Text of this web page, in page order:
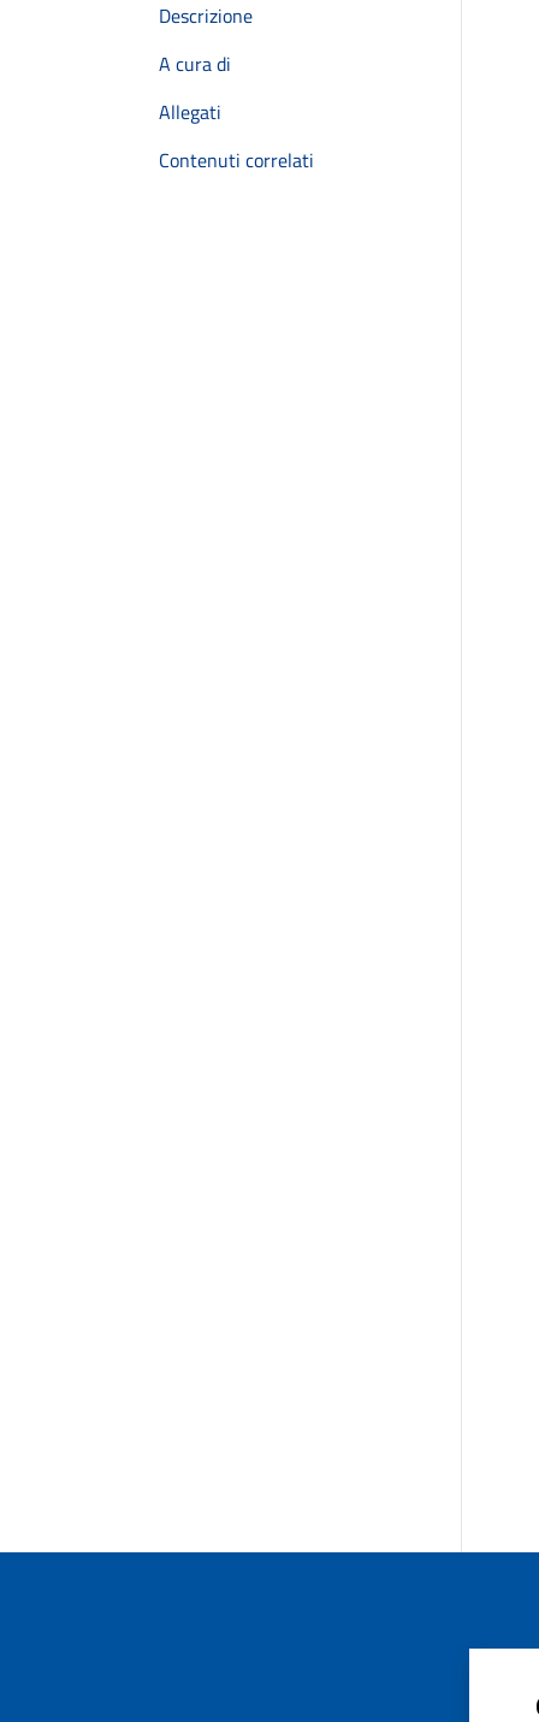
Descrizione
A cura di
Allegati
Contenuti correlati